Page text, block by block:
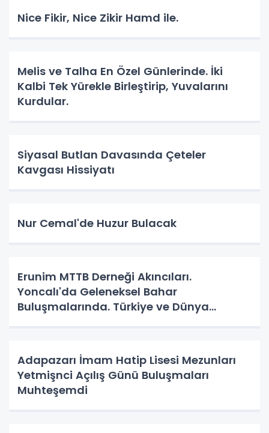
Nice Fikir, Nice Zikir Hamd ile.
Melis ve Talha En Özel Günlerinde. İki
Kalbi Tek Yürekle Birleştirip, Yuvalarını
Kurdular.
Siyasal Butlan Davasında Çeteler
Kavgası Hissiyatı
Nur Cemal'de Huzur Bulacak
Erunim MTTB Derneği Akıncıları.
Yoncalı'da Geleneksel Bahar
Buluşmalarında. Türkiye ve Dünya
Adapazarı İmam Hatip Lisesi Mezunları
Yetmişnci Açılış Günü Buluşmaları
Muhteşemdi